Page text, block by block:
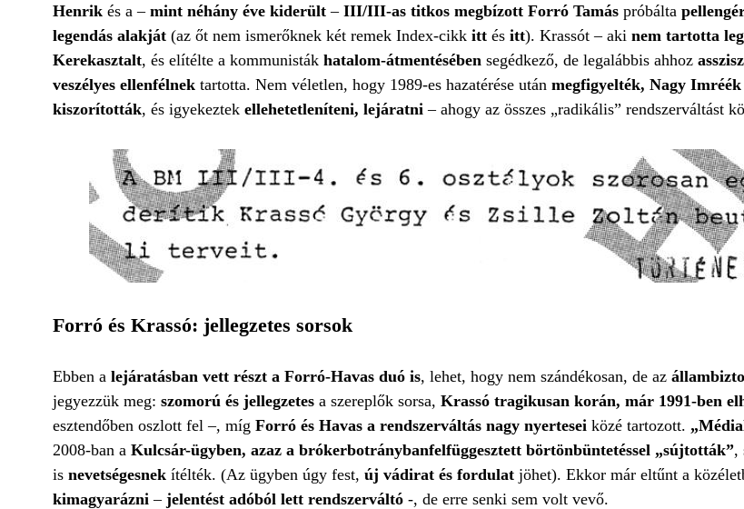
Henrik és a – mint néhány éve kiderült – III/III-as titkos megbízott Forró Tamás próbálta
legendás alakját (az őt nem ismerőknek két remek Index-cikk itt és itt). Krassót – aki nem tartotta
Kerekasztalt, és elítélte a kommunisták hatalom-átmentésében segédkező, de legalábbis ahhoz
veszélyes ellenfélnek tartotta. Nem véletlen, hogy 1989-es hazatérése után megfigyelték, Nagy
kiszorították, és igyekeztek ellehetetleníteni, lejáratni – ahogy az összes „radikális” rendszerváltást
Forró és Krassó: jellegzetes sorsok
Ebben a lejáratásban vett részt a Forró-Havas duó is, lehet, hogy nem szándékosan, de az
jegyezzük meg: szomorú és jellegzetes a szereplők sorsa, Krassó tragikusan korán, már 1991-ben
esztendőben oszlott fel –, míg Forró és Havas a rendszerváltás nagy nyertesei közé tartozott.
2008-ban a Kulcsár-ügyben, azaz a brókerbotránybanfelfüggesztett börtönbüntetéssel „sújtották”,
is nevetségesnek ítélték. (Az ügyben úgy fest, új vádirat és fordulat jöhet). Ekkor már eltűnt a
kimagyarázni – jelentést adóból lett rendszerváltó -, de erre senki sem volt vevő.